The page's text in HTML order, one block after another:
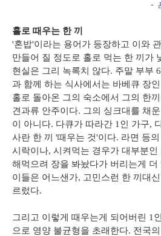
홀로 때우는 한 끼
'혼밥'이라는 용어가 등장하고 이와
만들어 질 정도로 홀로 먹는 한 끼가
현실은 그리 녹록치 않다. 주말 부부
과 함께 하는 식사에서는 바베큐 장
홀로 돌아온 그의 숙소에서 그의 한
견과류 안주이다. 그의 싱크대를 채
이 아니다. 다큐가 따라간 1인 가구,
사란 한 끼 '때우는 것'이다. 라면 등
시락이나, 시켜먹는 경우가 대부분
해먹으려 장을 봐놨다가 버리는게 더
이들은 어느샌가, 고민스런 한 끼대
르렀다.
그리고 이렇게 때우는게 되어버린 1
으로 영양 불균형을 초래한다. 전국